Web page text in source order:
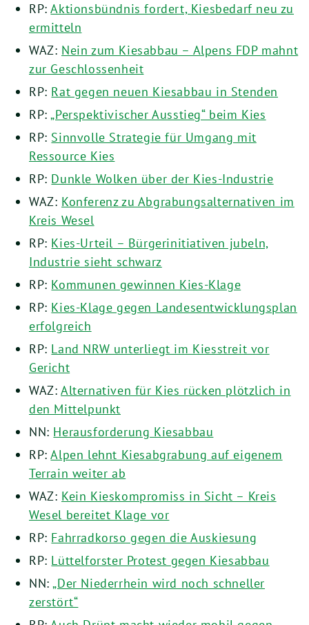
RP:Aktionsbündnis fordert, Kiesbedarf neu zu
ermitteln
WAZ: Nein zum Kiesabbau – Alpens FDP mahnt
zur Geschlossenheit
RP: Rat gegen neuen Kiesabbau in Stenden
RP:„Perspektivischer Ausstieg“ beim Kies
RP: Sinnvolle Strategie für Umgang mit
Ressource Kies
RP: Dunkle Wolken über der Kies-Industrie
WAZ: Konferenz zu Abgrabungsalternativen im
Kreis Wesel
RP: Kies-Urteil – Bürgerinitiativen jubeln,
Industrie sieht schwarz
RP: Kommunen gewinnen Kies-Klage
RP: Kies-Klage gegen Landesentwicklungsplan
erfolgreich
RP: Land NRW unterliegt im Kiesstreit vor
Gericht
WAZ: Alternativen für Kies rücken plötzlich in
den Mittelpunkt
NN: Herausforderung Kiesabbau
RP:Alpen lehnt Kiesabgrabung auf eigenem
Terrain weiter ab
WAZ: Kein Kieskompromiss in Sicht – Kreis
Wesel bereitet Klage vor
RP: Fahrradkorso gegen die Auskiesung
RP: Lüttelforster Protest gegen Kiesabbau
NN:„Der Niederrhein wird noch schneller
zerstört“